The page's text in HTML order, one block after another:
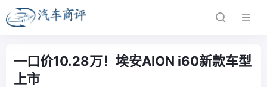
一口价10.28万！埃安AION i60新款车型
上市